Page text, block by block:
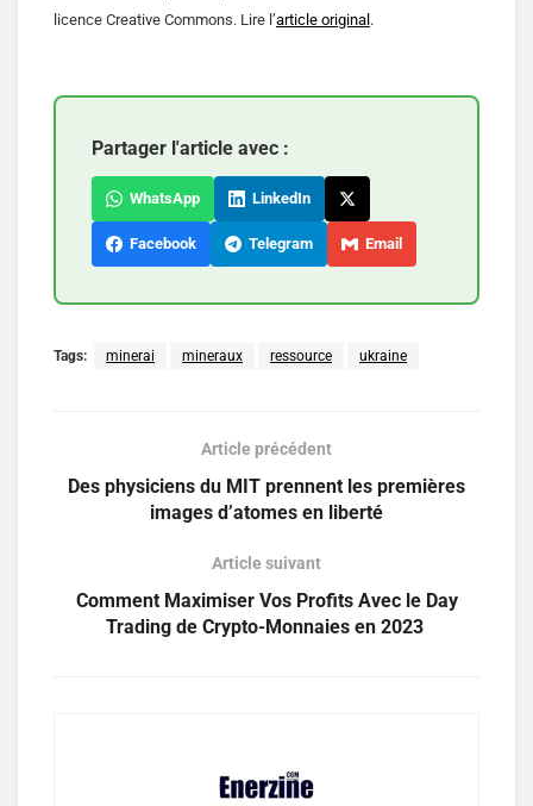
licence Creative Commons. Lire l’article original .
Partager l'article avec :
WhatsApp LinkedIn
Facebook Telegram Email
Tags: minerai mineraux ressource ukraine
Article précédent
Des physiciens du MIT prennent les premières
images d’atomes en liberté
Article suivant
Comment Maximiser Vos Profits Avec le Day
Trading de Crypto-Monnaies en 2023